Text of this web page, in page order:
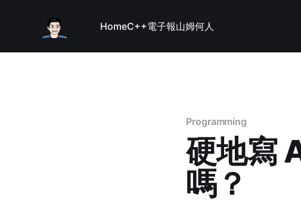
HomeC++電子報山姆何人
Programming
硬地寫
嗎？